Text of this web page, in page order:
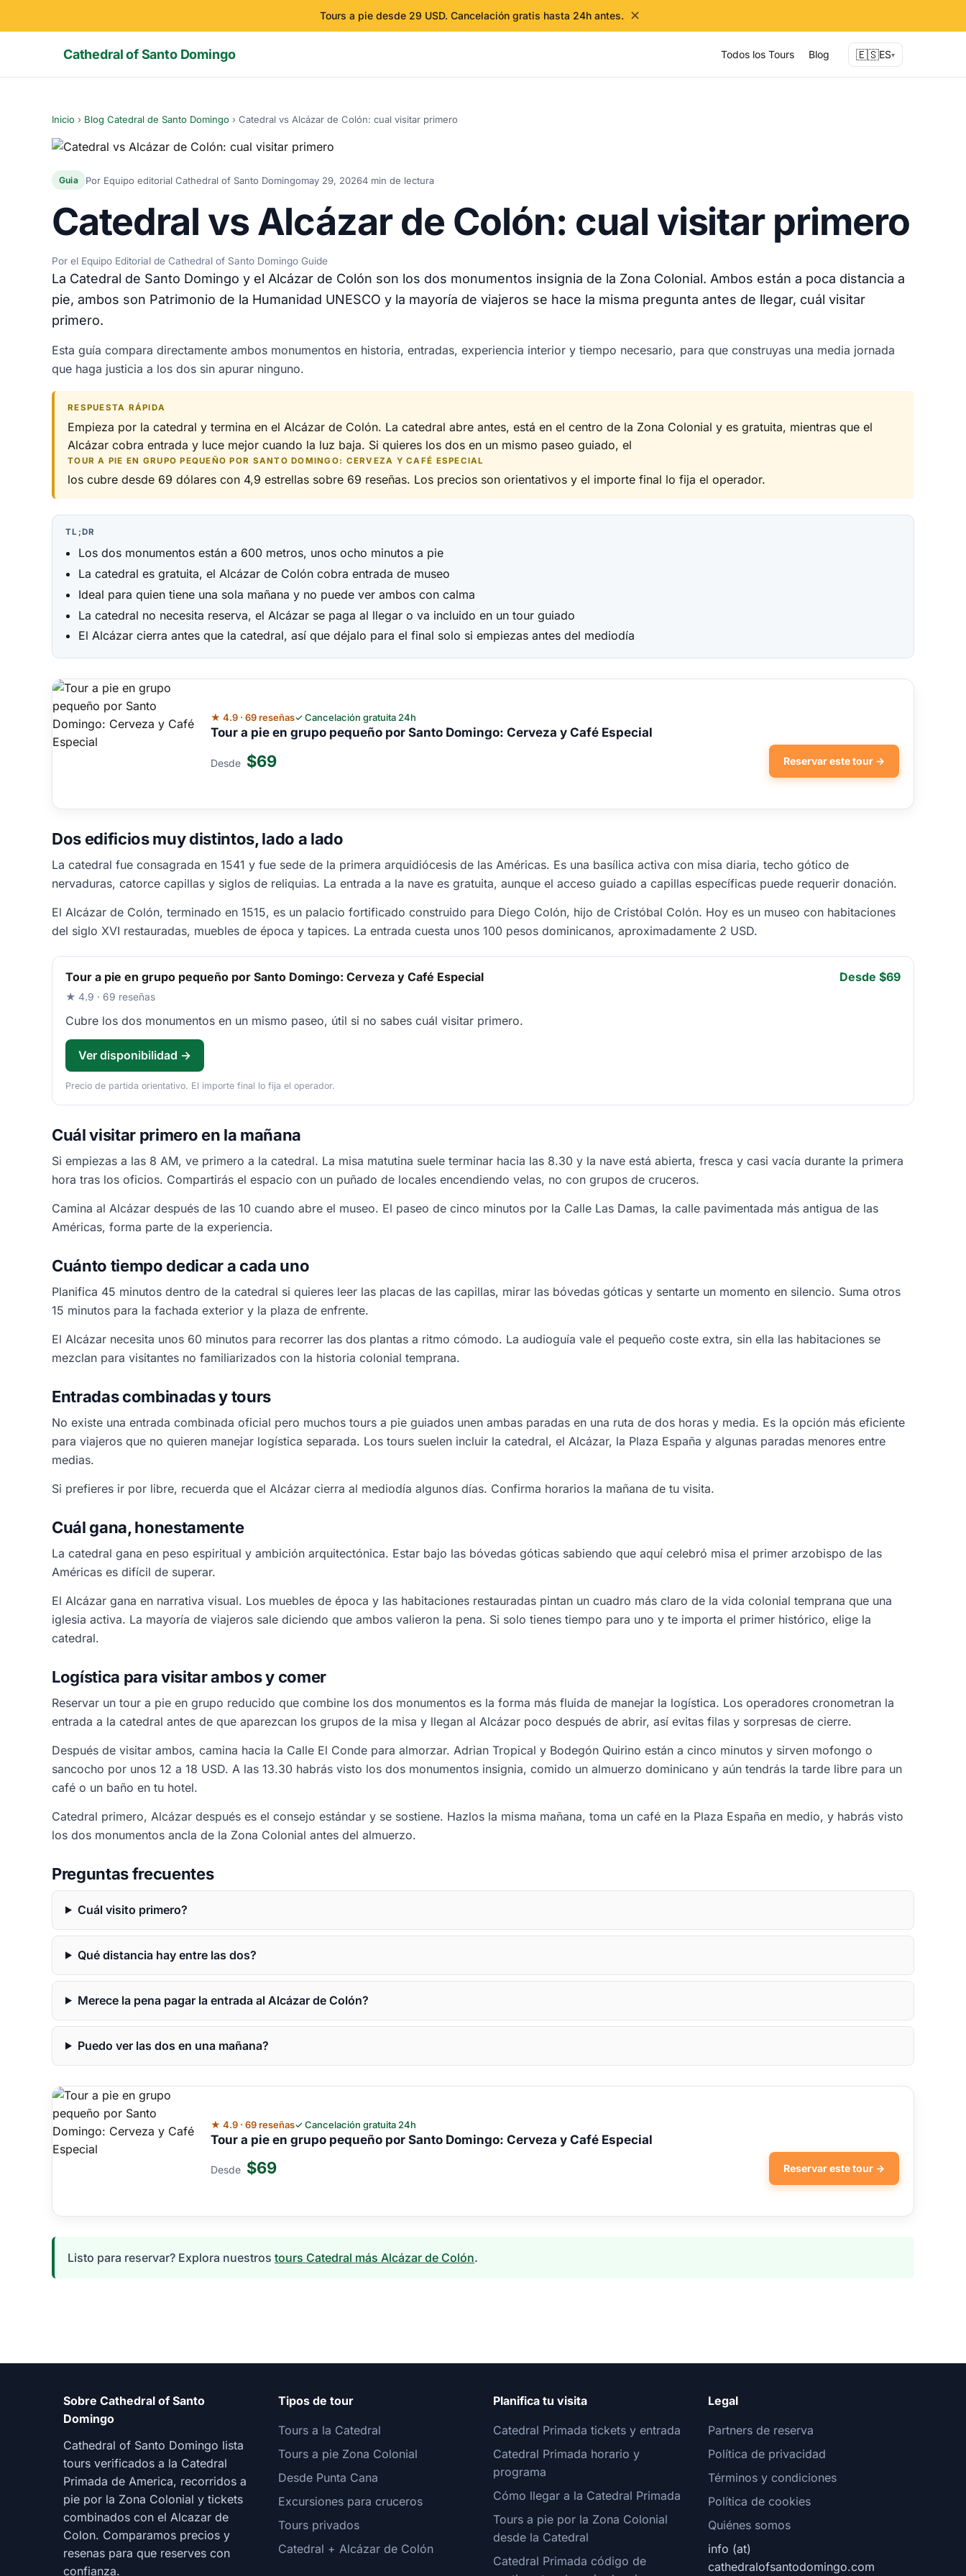
Tours a pie desde 29 USD. Cancelación gratis hasta 24h antes. ✕
Cathedral of Santo Domingo Todos los Tours Blog 🇪🇸ES▾
Inicio › Blog Catedral de Santo Domingo › Catedral vs Alcázar de Colón: cual visitar primero
Guia Por Equipo editorial Cathedral of Santo Domingomay 29, 20264 min de lectura
Catedral vs Alcázar de Colón: cual visitar primero
Por el Equipo Editorial de Cathedral of Santo Domingo Guide
La Catedral de Santo Domingo y el Alcázar de Colón son los dos monumentos insignia de la Zona Colonial. Ambos están a poca distancia a
pie, ambos son Patrimonio de la Humanidad UNESCO y la mayoría de viajeros se hace la misma pregunta antes de llegar, cuál visitar
primero.
Esta guía compara directamente ambos monumentos en historia, entradas, experiencia interior y tiempo necesario, para que construyas una media jornada
que haga justicia a los dos sin apurar ninguno.
RESPUESTA RÁPIDA
Empieza por la catedral y termina en el Alcázar de Colón. La catedral abre antes, está en el centro de la Zona Colonial y es gratuita, mientras que el
Alcázar cobra entrada y luce mejor cuando la luz baja. Si quieres los dos en un mismo paseo guiado, el
TOUR A PIE EN GRUPO PEQUEÑO POR SANTO DOMINGO: CERVEZA Y CAFÉ ESPECIAL
los cubre desde 69 dólares con 4,9 estrellas sobre 69 reseñas. Los precios son orientativos y el importe final lo fija el operador.
TL;DR
Los dos monumentos están a 600 metros, unos ocho minutos a pie
La catedral es gratuita, el Alcázar de Colón cobra entrada de museo
Ideal para quien tiene una sola mañana y no puede ver ambos con calma
La catedral no necesita reserva, el Alcázar se paga al llegar o va incluido en un tour guiado
El Alcázar cierra antes que la catedral, así que déjalo para el final solo si empiezas antes del mediodía
★ 4.9 · 69 reseñas✓ Cancelación gratuita 24h
Tour a pie en grupo pequeño por Santo Domingo: Cerveza y Café Especial
Desde $69 Reservar este tour →
Dos edificios muy distintos, lado a lado
La catedral fue consagrada en 1541 y fue sede de la primera arquidiócesis de las Américas. Es una basílica activa con misa diaria, techo gótico de
nervaduras, catorce capillas y siglos de reliquias. La entrada a la nave es gratuita, aunque el acceso guiado a capillas específicas puede requerir donación.
El Alcázar de Colón, terminado en 1515, es un palacio fortificado construido para Diego Colón, hijo de Cristóbal Colón. Hoy es un museo con habitaciones
del siglo XVI restauradas, muebles de época y tapices. La entrada cuesta unos 100 pesos dominicanos, aproximadamente 2 USD.
Tour a pie en grupo pequeño por Santo Domingo: Cerveza y Café Especial Desde $69
★ 4.9 · 69 reseñas
Cubre los dos monumentos en un mismo paseo, útil si no sabes cuál visitar primero.
Ver disponibilidad →
Precio de partida orientativo. El importe final lo fija el operador.
Cuál visitar primero en la mañana
Si empiezas a las 8 AM, ve primero a la catedral. La misa matutina suele terminar hacia las 8.30 y la nave está abierta, fresca y casi vacía durante la primera
hora tras los oficios. Compartirás el espacio con un puñado de locales encendiendo velas, no con grupos de cruceros.
Camina al Alcázar después de las 10 cuando abre el museo. El paseo de cinco minutos por la Calle Las Damas, la calle pavimentada más antigua de las
Américas, forma parte de la experiencia.
Cuánto tiempo dedicar a cada uno
Planifica 45 minutos dentro de la catedral si quieres leer las placas de las capillas, mirar las bóvedas góticas y sentarte un momento en silencio. Suma otros
15 minutos para la fachada exterior y la plaza de enfrente.
El Alcázar necesita unos 60 minutos para recorrer las dos plantas a ritmo cómodo. La audioguía vale el pequeño coste extra, sin ella las habitaciones se
mezclan para visitantes no familiarizados con la historia colonial temprana.
Entradas combinadas y tours
No existe una entrada combinada oficial pero muchos tours a pie guiados unen ambas paradas en una ruta de dos horas y media. Es la opción más eficiente
para viajeros que no quieren manejar logística separada. Los tours suelen incluir la catedral, el Alcázar, la Plaza España y algunas paradas menores entre
medias.
Si prefieres ir por libre, recuerda que el Alcázar cierra al mediodía algunos días. Confirma horarios la mañana de tu visita.
Cuál gana, honestamente
La catedral gana en peso espiritual y ambición arquitectónica. Estar bajo las bóvedas góticas sabiendo que aquí celebró misa el primer arzobispo de las
Américas es difícil de superar.
El Alcázar gana en narrativa visual. Los muebles de época y las habitaciones restauradas pintan un cuadro más claro de la vida colonial temprana que una
iglesia activa. La mayoría de viajeros sale diciendo que ambos valieron la pena. Si solo tienes tiempo para uno y te importa el primer histórico, elige la
catedral.
Logística para visitar ambos y comer
Reservar un tour a pie en grupo reducido que combine los dos monumentos es la forma más fluida de manejar la logística. Los operadores cronometran la
entrada a la catedral antes de que aparezcan los grupos de la misa y llegan al Alcázar poco después de abrir, así evitas filas y sorpresas de cierre.
Después de visitar ambos, camina hacia la Calle El Conde para almorzar. Adrian Tropical y Bodegón Quirino están a cinco minutos y sirven mofongo o
sancocho por unos 12 a 18 USD. A las 13.30 habrás visto los dos monumentos insignia, comido un almuerzo dominicano y aún tendrás la tarde libre para un
café o un baño en tu hotel.
Catedral primero, Alcázar después es el consejo estándar y se sostiene. Hazlos la misma mañana, toma un café en la Plaza España en medio, y habrás visto
los dos monumentos ancla de la Zona Colonial antes del almuerzo.
Preguntas frecuentes
Cuál visito primero?
Qué distancia hay entre las dos?
Merece la pena pagar la entrada al Alcázar de Colón?
Puedo ver las dos en una mañana?
★ 4.9 · 69 reseñas✓ Cancelación gratuita 24h
Tour a pie en grupo pequeño por Santo Domingo: Cerveza y Café Especial
Desde $69 Reservar este tour →
Listo para reservar? Explora nuestros tours Catedral más Alcázar de Colón.
Sobre Cathedral of Santo
Domingo
Cathedral of Santo Domingo lista
tours verificados a la Catedral
Primada de America, recorridos a
pie por la Zona Colonial y tickets
combinados con el Alcazar de
Colon. Comparamos precios y
resenas para que reserves con
confianza.
Tipos de tour
Tours a la Catedral
Tours a pie Zona Colonial
Desde Punta Cana
Excursiones para cruceros
Tours privados
Catedral + Alcázar de Colón
Planifica tu visita
Catedral Primada tickets y entrada
Catedral Primada horario y
programa
Cómo llegar a la Catedral Primada
Tours a pie por la Zona Colonial
desde la Catedral
Catedral Primada código de
Legal
Partners de reserva
Política de privacidad
Términos y condiciones
Política de cookies
Quiénes somos
info (at)
cathedralofsantodomingo.com